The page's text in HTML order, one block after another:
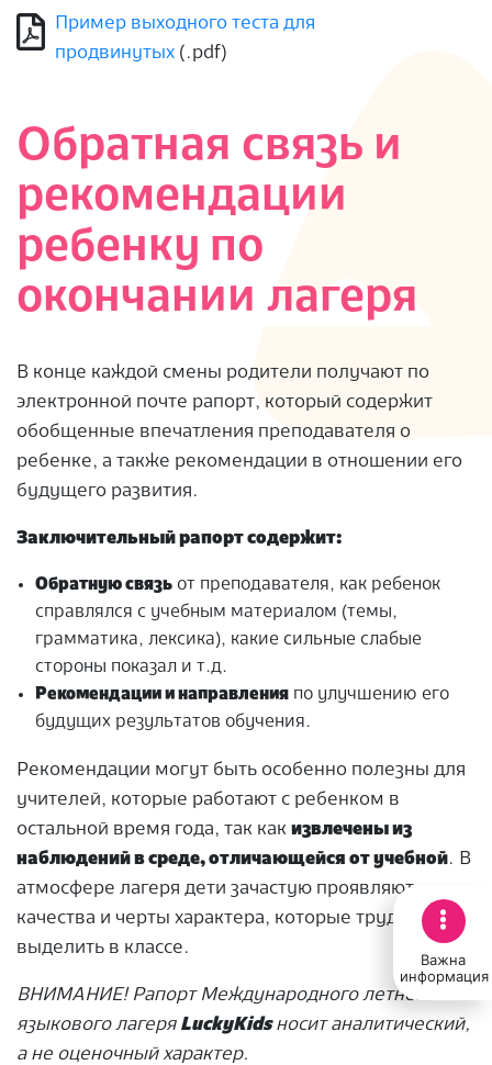
Важна
информация
Пример выходного теста для
продвинутых(.pdf)
Обратная связь и
рекомендации
ребенку по
окончании лагеря
В конце каждой смены родители получают по
электронной почте рапорт, который содержит
обобщенные впечатления преподавателя о
ребенке, а также рекомендации в отношении его
будущего развития.
Заключительный рапорт содержит:
Обратную связь от преподавателя, как ребенок
справлялся с учебным материалом (темы,
грамматика, лексика), какие сильные слабые
стороны показал и т.д.
Рекомендации и направления по улучшению его
будущих результатов обучения.
Рекомендации могут быть особенно полезны для
учителей, которые работают с ребенком в
остальной время года, так как извлечены из
наблюдений в среде, отличающейся от учебной. В
атмосфере лагеря дети зачастую проявляют
качества и черты характера, которые трудно
выделить в классе.
ВНИМАНИЕ! Рапорт Международного летнего
языкового лагеря LuckyKidsносит аналитический,
а не оценочный характер.